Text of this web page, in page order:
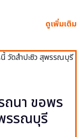
ดูเพิ่มเติม
ถนา ขอพร
รรณบุรี